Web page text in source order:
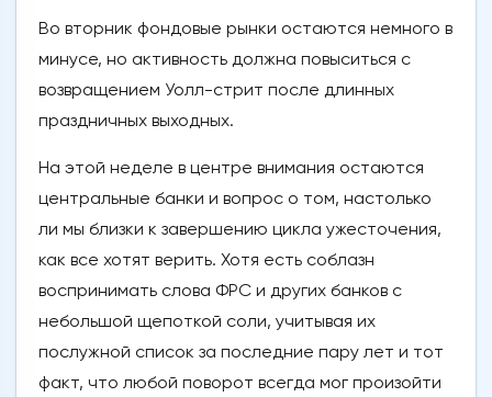
Во вторник фондовые рынки остаются немного в
минусе, но активность должна повыситься с
возвращением Уолл-стрит после длинных
праздничных выходных.
На этой неделе в центре внимания остаются
центральные банки и вопрос о том, настолько
ли мы близки к завершению цикла ужесточения,
как все хотят верить. Хотя есть соблазн
воспринимать слова ФРС и других банков с
небольшой щепоткой соли, учитывая их
послужной список за последние пару лет и тот
факт, что любой поворот всегда мог произойти